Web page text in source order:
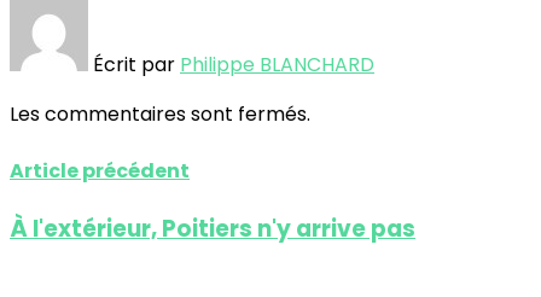
Écrit par Philippe BLANCHARD
Les commentaires sont fermés.
Article précédent
À l'extérieur, Poitiers n'y arrive pas